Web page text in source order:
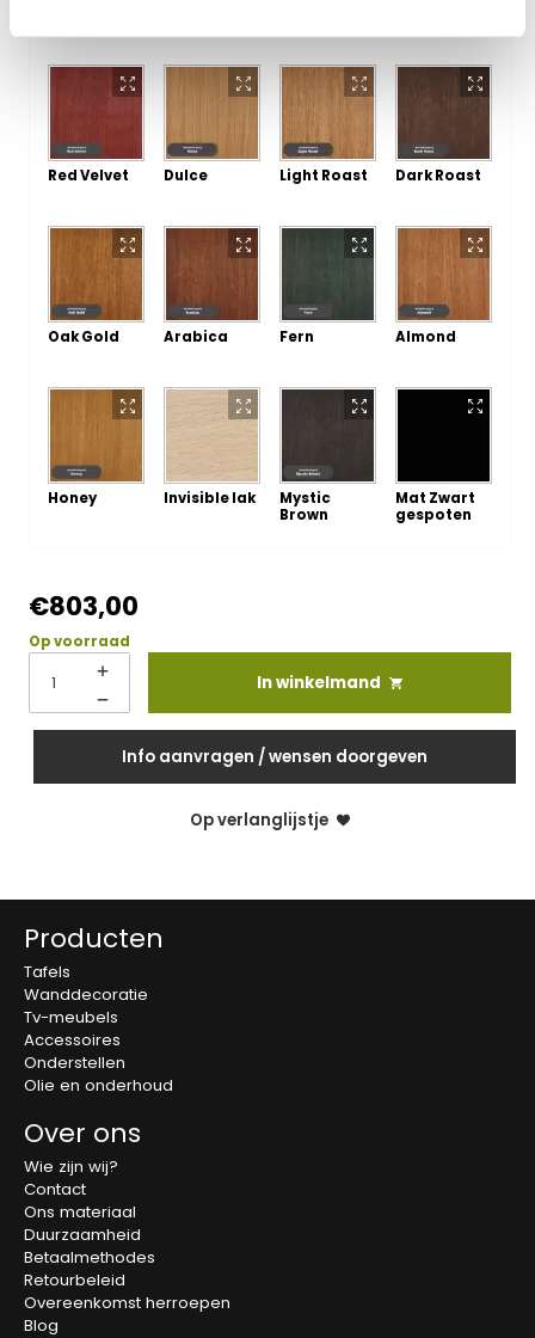
Red Velvet Dulce Light Roast Dark Roast
Oak Gold Arabica Fern Almond
Honey Invisible lak
Mystic
Brown
Mat Zwart
gespoten
€803,00
Op voorraad
In winkelmand
Info aanvragen / wensen doorgeven
Op verlanglijstje
Producten
Tafels
Wanddecoratie
Tv-meubels
Accessoires
Onderstellen
Olie en onderhoud
Over ons
Wie zijn wij?
Contact
Ons materiaal
Duurzaamheid
Betaalmethodes
Retourbeleid
Overeenkomst herroepen
Blog